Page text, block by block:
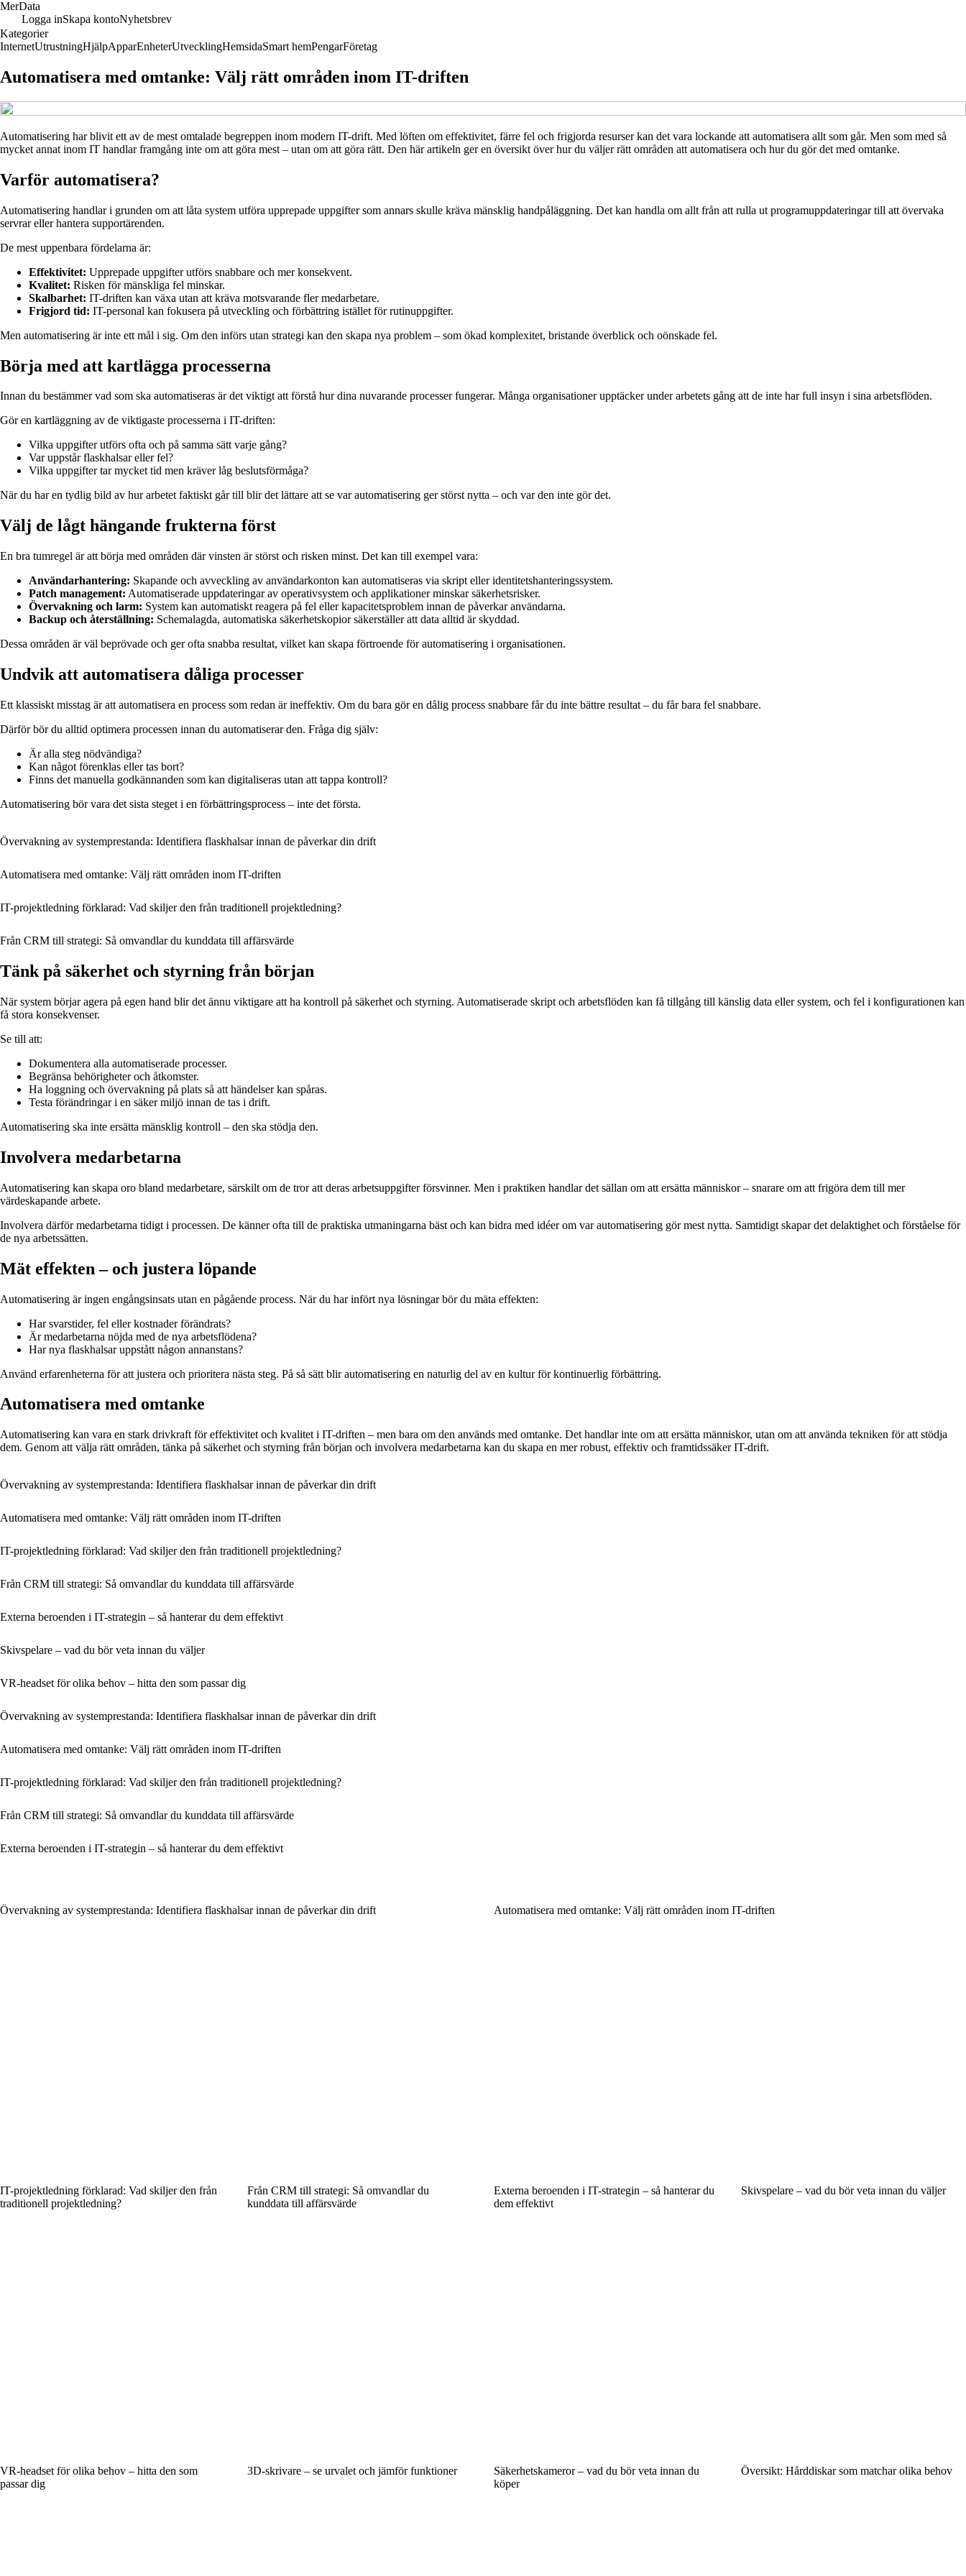
MerData
Logga inSkapa kontoNyhetsbrev
Kategorier
InternetUtrustningHjälpApparEnheterUtvecklingHemsidaSmart hemPengarFöretag
Automatisera med omtanke: Välj rätt områden inom IT-driften
Automatisering har blivit ett av de mest omtalade begreppen inom modern IT-drift. Med löften om effektivitet, färre fel och frigjorda resurser kan det vara lockande att automatisera allt som går. Men som med så
mycket annat inom IT handlar framgång inte om att göra mest – utan om att göra rätt. Den här artikeln ger en översikt över hur du väljer rätt områden att automatisera och hur du gör det med omtanke.
Varför automatisera?
Automatisering handlar i grunden om att låta system utföra upprepade uppgifter som annars skulle kräva mänsklig handpåläggning. Det kan handla om allt från att rulla ut programuppdateringar till att övervaka
servrar eller hantera supportärenden.
De mest uppenbara fördelarna är:
Effektivitet: Upprepade uppgifter utförs snabbare och mer konsekvent.
Kvalitet: Risken för mänskliga fel minskar.
Skalbarhet: IT-driften kan växa utan att kräva motsvarande fler medarbetare.
Frigjord tid: IT-personal kan fokusera på utveckling och förbättring istället för rutinuppgifter.
Men automatisering är inte ett mål i sig. Om den införs utan strategi kan den skapa nya problem – som ökad komplexitet, bristande överblick och oönskade fel.
Börja med att kartlägga processerna
Innan du bestämmer vad som ska automatiseras är det viktigt att förstå hur dina nuvarande processer fungerar. Många organisationer upptäcker under arbetets gång att de inte har full insyn i sina arbetsflöden.
Gör en kartläggning av de viktigaste processerna i IT-driften:
Vilka uppgifter utförs ofta och på samma sätt varje gång?
Var uppstår flaskhalsar eller fel?
Vilka uppgifter tar mycket tid men kräver låg beslutsförmåga?
När du har en tydlig bild av hur arbetet faktiskt går till blir det lättare att se var automatisering ger störst nytta – och var den inte gör det.
Välj de lågt hängande frukterna först
En bra tumregel är att börja med områden där vinsten är störst och risken minst. Det kan till exempel vara:
Användarhantering: Skapande och avveckling av användarkonton kan automatiseras via skript eller identitetshanteringssystem.
Patch management: Automatiserade uppdateringar av operativsystem och applikationer minskar säkerhetsrisker.
Övervakning och larm: System kan automatiskt reagera på fel eller kapacitetsproblem innan de påverkar användarna.
Backup och återställning: Schemalagda, automatiska säkerhetskopior säkerställer att data alltid är skyddad.
Dessa områden är väl beprövade och ger ofta snabba resultat, vilket kan skapa förtroende för automatisering i organisationen.
Undvik att automatisera dåliga processer
Ett klassiskt misstag är att automatisera en process som redan är ineffektiv. Om du bara gör en dålig process snabbare får du inte bättre resultat – du får bara fel snabbare.
Därför bör du alltid optimera processen innan du automatiserar den. Fråga dig själv:
Är alla steg nödvändiga?
Kan något förenklas eller tas bort?
Finns det manuella godkännanden som kan digitaliseras utan att tappa kontroll?
Automatisering bör vara det sista steget i en förbättringsprocess – inte det första.
Övervakning av systemprestanda: Identifiera flaskhalsar innan de påverkar din drift
Automatisera med omtanke: Välj rätt områden inom IT-driften
IT-projektledning förklarad: Vad skiljer den från traditionell projektledning?
Från CRM till strategi: Så omvandlar du kunddata till affärsvärde
Tänk på säkerhet och styrning från början
När system börjar agera på egen hand blir det ännu viktigare att ha kontroll på säkerhet och styrning. Automatiserade skript och arbetsflöden kan få tillgång till känslig data eller system, och fel i konfigurationen kan
få stora konsekvenser.
Se till att:
Dokumentera alla automatiserade processer.
Begränsa behörigheter och åtkomster.
Ha loggning och övervakning på plats så att händelser kan spåras.
Testa förändringar i en säker miljö innan de tas i drift.
Automatisering ska inte ersätta mänsklig kontroll – den ska stödja den.
Involvera medarbetarna
Automatisering kan skapa oro bland medarbetare, särskilt om de tror att deras arbetsuppgifter försvinner. Men i praktiken handlar det sällan om att ersätta människor – snarare om att frigöra dem till mer
värdeskapande arbete.
Involvera därför medarbetarna tidigt i processen. De känner ofta till de praktiska utmaningarna bäst och kan bidra med idéer om var automatisering gör mest nytta. Samtidigt skapar det delaktighet och förståelse för
de nya arbetssätten.
Mät effekten – och justera löpande
Automatisering är ingen engångsinsats utan en pågående process. När du har infört nya lösningar bör du mäta effekten:
Har svarstider, fel eller kostnader förändrats?
Är medarbetarna nöjda med de nya arbetsflödena?
Har nya flaskhalsar uppstått någon annanstans?
Använd erfarenheterna för att justera och prioritera nästa steg. På så sätt blir automatisering en naturlig del av en kultur för kontinuerlig förbättring.
Automatisera med omtanke
Automatisering kan vara en stark drivkraft för effektivitet och kvalitet i IT-driften – men bara om den används med omtanke. Det handlar inte om att ersätta människor, utan om att använda tekniken för att stödja
dem. Genom att välja rätt områden, tänka på säkerhet och styrning från början och involvera medarbetarna kan du skapa en mer robust, effektiv och framtidssäker IT-drift.
Övervakning av systemprestanda: Identifiera flaskhalsar innan de påverkar din drift
Automatisera med omtanke: Välj rätt områden inom IT-driften
IT-projektledning förklarad: Vad skiljer den från traditionell projektledning?
Från CRM till strategi: Så omvandlar du kunddata till affärsvärde
Externa beroenden i IT-strategin – så hanterar du dem effektivt
Skivspelare – vad du bör veta innan du väljer
VR-headset för olika behov – hitta den som passar dig
Övervakning av systemprestanda: Identifiera flaskhalsar innan de påverkar din drift
Automatisera med omtanke: Välj rätt områden inom IT-driften
IT-projektledning förklarad: Vad skiljer den från traditionell projektledning?
Från CRM till strategi: Så omvandlar du kunddata till affärsvärde
Externa beroenden i IT-strategin – så hanterar du dem effektivt
Övervakning av systemprestanda: Identifiera flaskhalsar innan de påverkar din drift Automatisera med omtanke: Välj rätt områden inom IT-driften
IT-projektledning förklarad: Vad skiljer den från
traditionell projektledning?
Från CRM till strategi: Så omvandlar du
kunddata till affärsvärde
Externa beroenden i IT-strategin – så hanterar du
dem effektivt
Skivspelare – vad du bör veta innan du väljer
VR-headset för olika behov – hitta den som
passar dig
3D-skrivare – se urvalet och jämför funktioner
Säkerhetskameror – vad du bör veta innan du
köper
Översikt: Hårddiskar som matchar olika behov